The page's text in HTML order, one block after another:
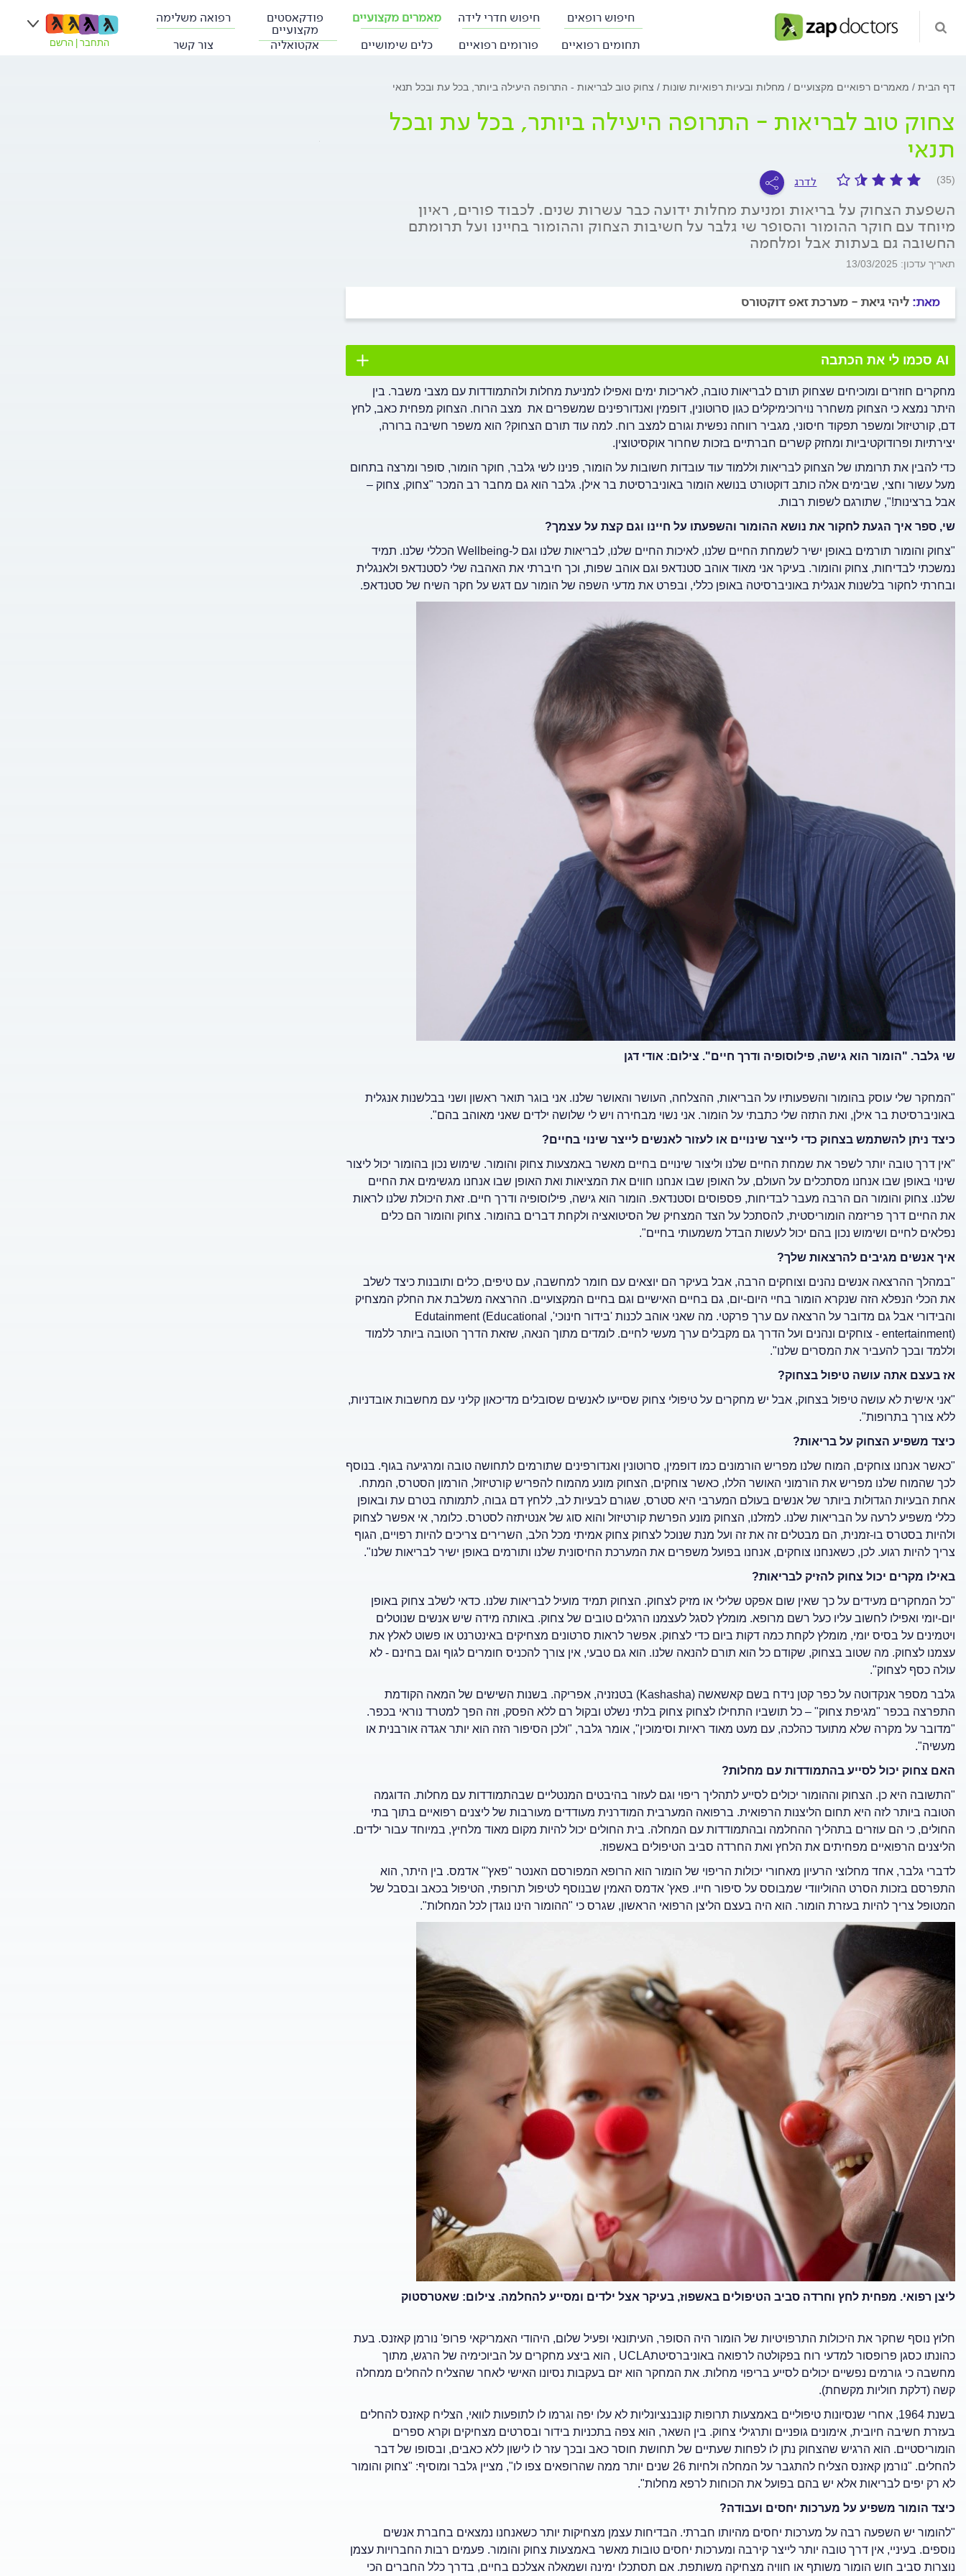
חיפוש רופאים חיפוש חדרי לידה מאמרים מקצועיים פודקאסטים
מקצועיים
רפואה משלימה
תחומים רפואיים
פורומים רפואיים כלים שימושיים אקטואליה צור קשר התחבר הרשם
דף הבית מאמרים רפואיים מקצועיים מחלות ובעיות רפואיות שונות צחוק טוב לבריאות - התרופה היעילה ביותר, בכל עת ובכל תנאי
צחוק טוב לבריאות - התרופה היעילה ביותר, בכל עת ובכל
תנאי
(35) לדרג
השפעת הצחוק על בריאות ומניעת מחלות ידועה כבר עשרות שנים. לכבוד פורים, ראיון
מיוחד עם חוקר ההומור והסופר שי גלבר על חשיבות הצחוק וההומור בחיינו ועל תרומתם
החשובה גם בעתות אבל ומלחמה
תאריך עדכון: 13/03/2025
מאת: ליהי גיאת - מערכת זאפ דוקטורס
AI סכמו לי את הכתבה
מחקרים חוזרים ומוכיחים שצחוק תורם לבריאות טובה, לאריכות ימים ואפילו למניעת מחלות ולהתמודדות עם מצבי משבר. בין
היתר נמצא כי הצחוק משחרר נוירוכימיקלים כגון סרוטונין, דופמין ואנדורפינים שמשפרים את מצב הרוח. הצחוק מפחית כאב, לחץ
דם, קורטיזול ומשפר תפקוד חיסוני, מגביר רווחה נפשית וגורם למצב רוח. למה עוד תורם הצחוק? הוא משפר חשיבה ברורה,
יצירתיות ופרודוקטיביות ומחזק קשרים חברתיים בזכות שחרור אוקסיטוצין.
כדי להבין את תרומתו של הצחוק לבריאות וללמוד עוד עובדות חשובות על הומור, פנינו לשי גלבר, חוקר הומור, סופר ומרצה בתחום
מעל עשור וחצי, שבימים אלה כותב דוקטורט בנושא הומור באוניברסיטת בר אילן. גלבר הוא גם מחבר רב המכר "צחוק, צחוק –
אבל ברצינות!", שתורגם לשפות רבות.
שי, ספר איך הגעת לחקור את נושא ההומור והשפעתו על חיינו וגם קצת על עצמך?
"צחוק והומור תורמים באופן ישיר לשמחת החיים שלנו, לאיכות החיים שלנו, לבריאות שלנו וגם ל-Wellbeing
הכללי שלנו. תמיד
נמשכתי לבדיחות, צחוק והומור. בעיקר אני מאוד אוהב סטנדאפ וגם אוהב שפות, וכך חיברתי את האהבה שלי לסטנדאפ ולאנגלית
ובחרתי לחקור בלשנות אנגלית באוניברסיטה באופן כללי, ובפרט את מדעי השפה של הומור עם דגש על חקר השיח של סטנדאפ.
שי גלבר. "הומור הוא גישה, פילוסופיה ודרך חיים". צילום: אודי דגן
"המחקר שלי עוסק בהומור והשפעותיו על הבריאות, ההצלחה, העושר והאושר שלנו. אני בוגר תואר ראשון ושני בבלשנות אנגלית
באוניברסיטת בר אילן, ואת התזה שלי כתבתי על הומור. אני נשוי מבחירה ויש לי שלושה ילדים שאני מאוהב בהם".
כיצד ניתן להשתמש בצחוק כדי לייצר שינויים או לעזור לאנשים לייצר שינוי בחיים?
"אין דרך טובה יותר לשפר את שמחת החיים שלנו וליצור שינויים בחיים מאשר באמצעות צחוק והומור. שימוש נכון בהומור יכול ליצור
שינוי באופן שבו אנחנו מסתכלים על העולם, על האופן שבו אנחנו חווים את המציאות ואת האופן שבו אנחנו מגשימים את החיים
שלנו. צחוק והומור הם הרבה מעבר לבדיחות, פספוסים וסטנדאפ. הומור הוא גישה, פילוסופיה ודרך חיים. זאת היכולת שלנו לראות
את החיים דרך פריזמה הומוריסטית, להסתכל על הצד המצחיק של הסיטואציה ולקחת דברים בהומור. צחוק והומור הם כלים
נפלאים לחיים ושימוש נכון בהם יכול לעשות הבדל משמעותי בחיים".
איך אנשים מגיבים להרצאות שלך?
"במהלך ההרצאה אנשים נהנים וצוחקים הרבה, אבל בעיקר הם יוצאים עם חומר למחשבה, עם טיפים, כלים ותובנות כיצד לשלב
את הכלי הנפלא הזה שנקרא הומור בחיי היום-יום, גם בחיים האישיים וגם בחיים המקצועיים. ההרצאה משלבת את החלק המצחיק
והבידורי אבל גם מדובר על הרצאה עם ערך פרקטי. מה שאני אוהב לכנות 'בידור חינוכי', Edutainment (Educational
entertainment) - צוחקים ונהנים ועל הדרך גם מקבלים ערך מעשי לחיים. לומדים מתוך הנאה, שזאת הדרך הטובה ביותר ללמוד
וללמד ובכך להעביר את המסרים שלנו".
אז בעצם אתה עושה טיפול בצחוק?
"אני אישית לא עושה טיפול בצחוק, אבל יש מחקרים על טיפולי צחוק שסייעו לאנשים שסובלים מדיכאון קליני עם מחשבות אובדניות,
ללא צורך בתרופות".
כיצד משפיע הצחוק על בריאות?
"כאשר אנחנו צוחקים, המוח שלנו מפריש הורמונים כמו דופמין, סרוטונין ואנדורפינים שתורמים לתחושה טובה ומרגיעה בגוף. בנוסף
לכך שהמוח שלנו מפריש את הורמוני האושר הללו, כאשר צוחקים, הצחוק מונע מהמוח להפריש קורטיזול, הורמון הסטרס, המתח.
אחת הבעיות הגדולות ביותר של אנשים בעולם המערבי היא סטרס, שגורם לבעיות לב, ללחץ דם גבוה, לתמותה בטרם עת ובאופן
כללי משפיע לרעה על הבריאות שלנו. למזלנו, הצחוק מונע הפרשת קורטיזול והוא סוג של אנטיתזה לסטרס. כלומר, אי אפשר לצחוק
ולהיות בסטרס בו-זמנית, הם מבטלים זה את זה ועל מנת שנוכל לצחוק צחוק אמיתי מכל הלב, השרירים צריכים להיות רפויים, הגוף
צריך להיות רגוע. לכן, כשאנחנו צוחקים, אנחנו בפועל משפרים את המערכת החיסונית שלנו ותורמים באופן ישיר לבריאות שלנו".
באילו מקרים יכול צחוק להזיק לבריאות?
"כל המחקרים מעידים על כך שאין שום אפקט שלילי או מזיק לצחוק. הצחוק תמיד מועיל לבריאות שלנו. כדאי לשלב צחוק באופן
יום-יומי ואפילו לחשוב עליו כעל רשם מרופא. מומלץ לסגל לעצמנו הרגלים טובים של צחוק. באותה מידה שיש אנשים שנוטלים
ויטמינים על בסיס יומי, מומלץ לקחת כמה דקות ביום כדי לצחוק. אפשר לראות סרטונים מצחיקים באינטרנט או פשוט לאלץ את
עצמנו לצחוק. מה שטוב בצחוק, שקודם כל הוא תורם להנאה שלנו. הוא גם טבעי, אין צורך להכניס חומרים לגוף וגם בחינם - לא
עולה כסף לצחוק".
גלבר מספר אנקדוטה על כפר קטן נידח בשם קאשאשה (Kashasha) בטנזניה, אפריקה. בשנות השישים של המאה הקודמת
התפרצה בכפר "מגיפת צחוק" – כל תושביו התחילו לצחוק צחוק בלתי נשלט ובקול רם ללא הפסק, וזה הפך למטרד נוראי בכפר.
"מדובר על מקרה שלא מתועד כהלכה, עם מעט מאוד ראיות וסימוכין", אומר גלבר, "ולכן הסיפור הזה הוא יותר אגדה אורבנית או
מעשיה".
האם צחוק יכול לסייע בהתמודדות עם מחלות?
"התשובה היא כן. הצחוק וההומור יכולים לסייע לתהליך ריפוי וגם לעזור בהיבטים המנטליים שבהתמודדות עם מחלות. הדוגמה
הטובה ביותר לזה היא תחום הליצנות הרפואית. ברפואה המערבית המודרנית מעודדים מעורבות של ליצנים רפואיים בתוך בתי
החולים, כי הם עוזרים בתהליך ההחלמה ובהתמודדות עם המחלה. בית החולים יכול להיות מקום מאוד מלחיץ, במיוחד עבור ילדים.
הליצנים הרפואיים מפחיתים את הלחץ ואת החרדה סביב הטיפולים באשפוז.
לדברי גלבר, אחד מחלוצי הרעיון מאחורי יכולות הריפוי של הומור הוא הרופא המפורסם האנטר "פאץ'" אדמס. בין היתר, הוא
התפרסם בזכות הסרט ההוליוודי שמבוסס על סיפור חייו. פאץ' אדמס האמין שבנוסף לטיפול תרופתי, הטיפול בכאב ובסבל של
המטופל צריך להיות בעזרת הומור. הוא היה בעצם הליצן הרפואי הראשון, שגרס כי "ההומור הינו נוגדן לכל המחלות".
ליצן רפואי. מפחית לחץ וחרדה סביב הטיפולים באשפוז, בעיקר אצל ילדים ומסייע להחלמה. צילום: שאטרסטוק
חלוץ נוסף שחקר את היכולות התרפויטיות של הומור היה הסופר, העיתונאי ופעיל שלום, היהודי האמריקאי פרופ' נורמן קאזנס. בעת
כהונתו כסגן פרופסור למדעי רוח בפקולטה לרפואה באוניברסיטתUCLA , הוא ביצע מחקרים על הביוכימיה של הרגש, מתוך
מחשבה כי גורמים נפשיים יכולים לסייע בריפוי מחלות. את המחקר הוא יזם בעקבות נסיונו האישי לאחר שהצליח להחלים ממחלה
קשה (דלקת חוליות מקשחת).
בשנת 1964, אחרי שנסיונות טיפוליים באמצעות תרופות קונבנציונליות לא עלו יפה וגרמו לו לתופעות לוואי, הצליח קאזנס להחלים
בעזרת חשיבה חיובית, אימונים גופניים ותרגילי צחוק. בין השאר, הוא צפה בתכניות בידור ובסרטים מצחיקים וקרא ספרים
הומוריסטיים. הוא הרגיש שהצחוק נתן לו לפחות שעתיים של תחושת חוסר כאב ובכך עזר לו לישון ללא כאבים, ובסופו של דבר
להחלים. "נורמן קאזנס הצליח להתגבר על המחלה ולחיות 26 שנים יותר ממה שהרופאים צפו לו", מציין גלבר ומוסיף: "צחוק והומור
לא רק יפים לבריאות אלא יש בהם בפועל את הכוחות לרפא מחלות".
כיצד הומור משפיע על מערכות יחסים ועבודה?
"להומור יש השפעה רבה על מערכות יחסים מהיותו חברתי. הבדיחות עצמן מצחיקות יותר כשאנחנו נמצאים בחברת אנשים
נוספים. בעיניי, אין דרך טובה יותר לייצר קירבה ומערכות יחסים טובות מאשר באמצעות צחוק והומור. פעמים רבות החברויות עצמן
נוצרות סביב חוש הומור משותף או חוויה מצחיקה משותפת. אם תסתכלו ימינה ושמאלה אצלכם בחיים, בדרך כלל החברים הכי